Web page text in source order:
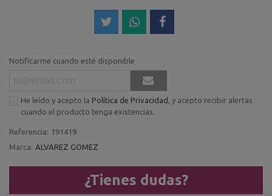
Notificarme cuando esté disponible
He leído y acepto la Política de Privacidad , y acepto recibir alertas
cuando el producto tenga existencias.
Referencia: 191419
Marca: ALVAREZ GOMEZ
¿Tienes dudas?